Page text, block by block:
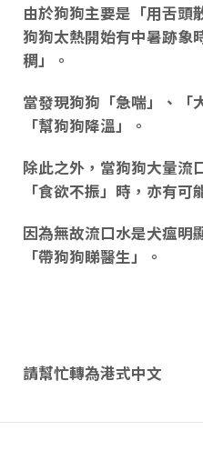
由於狗狗主要是「用舌頭
狗狗太熱開始有中暑跡象
稠」。
當發現狗狗「急喘」、「
「幫狗狗降溫」。
除此之外，當狗狗大量流
「食欲不振」時，亦有可
因為無故流口水是犬瘟明
「帶狗狗睇醫生」。
請幫忙轉為港式中文